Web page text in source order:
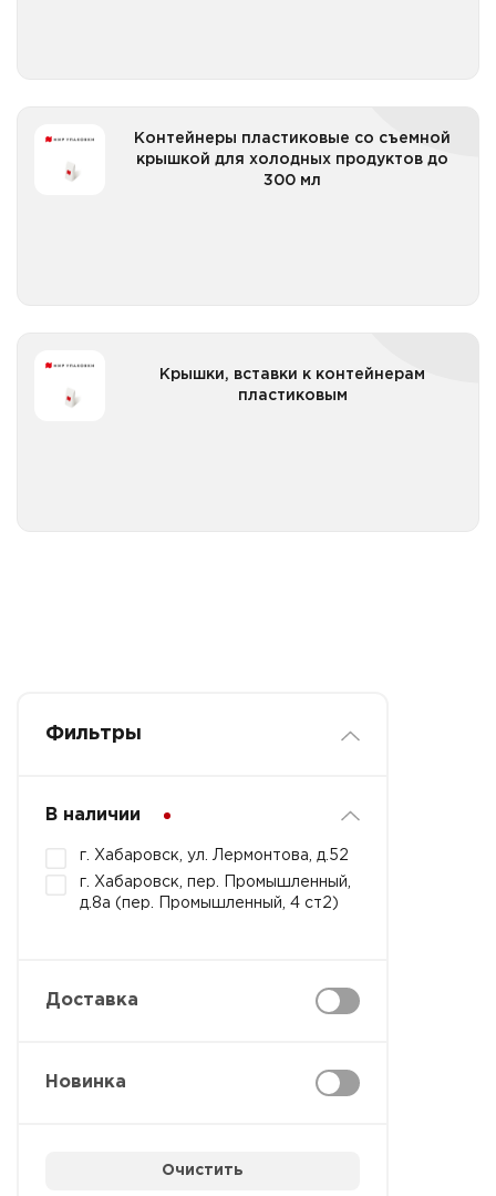
Контейнеры пластиковые со съемной
крышкой для холодных продуктов до
300 мл
Контейнеры пластиковые со съемной крышкой
для холодных продуктов до 300 мл
Крышки, вставки к контейнерам
пластиковым
Крышки, вставки к контейнерам пластиковым
Фильтры
В наличии
г. Хабаровск, ул. Лермонтова, д.52
г. Хабаровск, пер. Промышленный,
д.8а (пер. Промышленный, 4 ст2)
Доставка
Новинка
Очистить